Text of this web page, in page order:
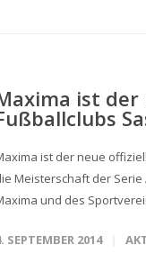
ist der
ist der neue
Meisterschaft der Serie
und des
SEPTEMBER 2014